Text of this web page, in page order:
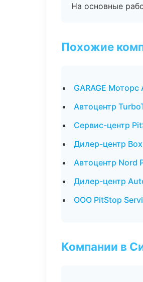
На основные
Похожие
GARAGE
Автоцентр
Сервис-центр
Дилер-центр
Автоцентр Nord
Дилер-центр
ООО PitStop
Компании в